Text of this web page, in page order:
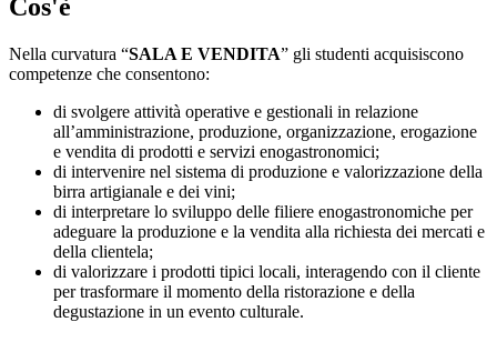
Cos'è
Nella curvatura “SALA E VENDITA” gli studenti acquisiscono
competenze che consentono:
di svolgere attività operative e gestionali in relazione
all’amministrazione, produzione, organizzazione, erogazione
e vendita di prodotti e servizi enogastronomici;
di intervenire nel sistema di produzione e valorizzazione della
birra artigianale e dei vini;
di interpretare lo sviluppo delle filiere enogastronomiche per
adeguare la produzione e la vendita alla richiesta dei mercati e
della clientela;
di valorizzare i prodotti tipici locali, interagendo con il cliente
per trasformare il momento della ristorazione e della
degustazione in un evento culturale.